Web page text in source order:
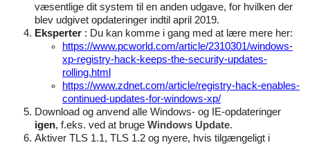
væsentlige dit system til en anden udgave, for hvilken der
blev udgivet opdateringer indtil april 2019.
Eksperter : Du kan komme i gang med at lære mere her:
https://www.pcworld.com/article/2310301/windows-
xp-registry-hack-keeps-the-security-updates-
rolling.html
https://www.zdnet.com/article/registry-hack-enables-
continued-updates-for-windows-xp/
Download og anvend alle Windows- og IE-opdateringer
igen, f.eks. ved at bruge Windows Update.
Aktiver TLS 1.1, TLS 1.2 og nyere, hvis tilgængeligt i